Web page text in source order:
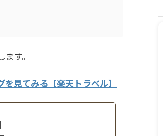
す。
見てみる【楽天トラベル】